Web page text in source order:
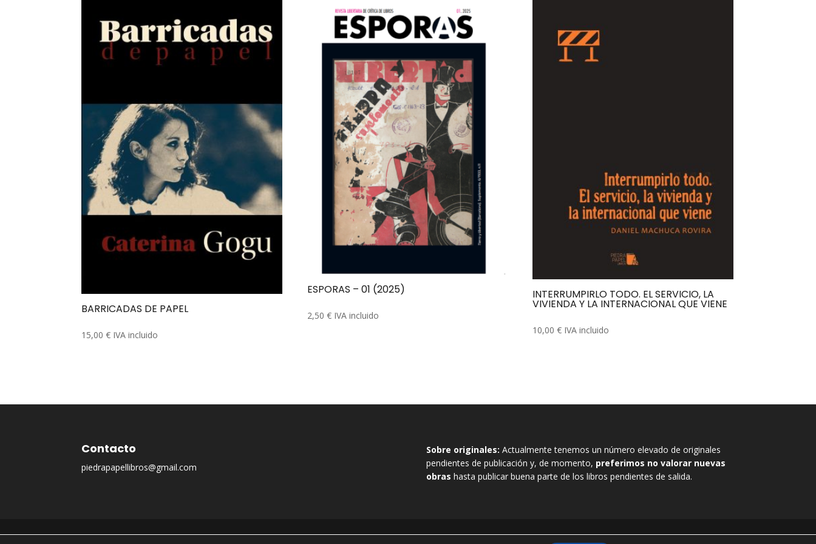
BARRICADAS DE PAPEL
15,00€ IVA incluido
ESPORAS – 01 (2025)
2,50 € IVA incluido
INTERRUMPIRLO TODO. EL SERVICIO, LA
VIVIENDA Y LA INTERNACIONAL QUE VIENE
10,00€ IVA incluido
Contacto
piedrapapellibros@gmail.com
Sobre originales: Actualmente tenemos un número elevado de originales
pendientes de publicación y, de momento, preferimos no valorar nuevas
obras hasta publicar buena parte de los libros pendientes de salida.